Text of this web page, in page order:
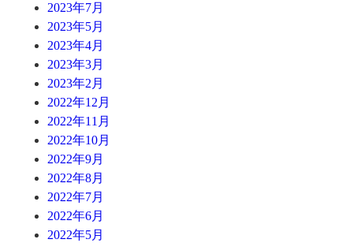
2023年7月
2023年5月
2023年4月
2023年3月
2023年2月
2022年12月
2022年11月
2022年10月
2022年9月
2022年8月
2022年7月
2022年6月
2022年5月